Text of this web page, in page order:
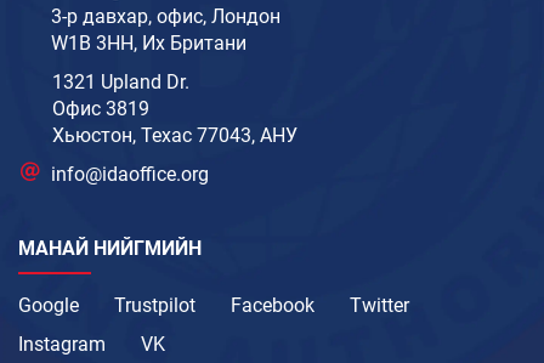
3-р давхар, офис, Лондон
W1B 3HH, Их Британи
1321 Upland Dr.
Офис 3819
Хьюстон, Техас 77043, АНУ
info@idaoffice.org
МАНАЙ НИЙГМИЙН
Google Trustpilot Facebook
Twitter
Instagram
VK